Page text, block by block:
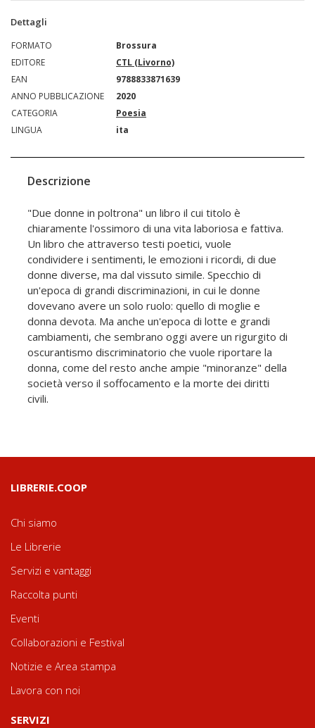
Dettagli
FORMATO
Brossura
EDITORE
CTL (Livorno)
EAN
9788833871639
ANNO PUBBLICAZIONE
2020
CATEGORIA
Poesia
LINGUA
ita
Descrizione
"Due donne in poltrona" un libro il cui titolo è
chiaramente l'ossimoro di una vita laboriosa e fattiva.
Un libro che attraverso testi poetici, vuole
condividere i sentimenti, le emozioni i ricordi, di due
donne diverse, ma dal vissuto simile. Specchio di
un'epoca di grandi discriminazioni, in cui le donne
dovevano avere un solo ruolo: quello di moglie e
donna devota. Ma anche un'epoca di lotte e grandi
cambiamenti, che sembrano oggi avere un rigurgito di
oscurantismo discriminatorio che vuole riportare la
donna, come del resto anche ampie "minoranze" della
società verso il soffocamento e la morte dei diritti
civili.
LIBRERIE.COOP
Chi siamo
Le Librerie
Servizi e vantaggi
Raccolta punti
Eventi
Collaborazioni e Festival
Notizie e Area stampa
Lavora con noi
SERVIZI